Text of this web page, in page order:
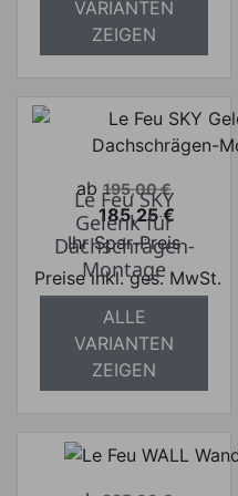
VARIANTEN
ZEIGEN
Verkaufspreis
ab 195,00 €
Preis
185,25 €
Ihr Spar-Preis
Preise inkl. ges. MwSt.
absolut
versandkostenfrei
Le Feu SKY
Gelenk für
Dachschrägen-
Montage
ALLE
VARIANTEN
ZEIGEN